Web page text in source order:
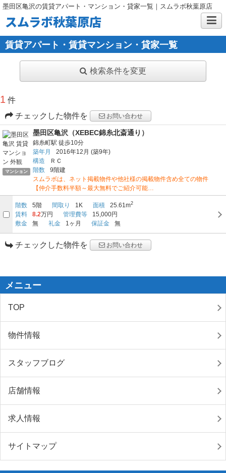
墨田区亀沢の賃貸アパート・マンション・貸家一覧｜スムラボ秋葉原店
スムラボ秋葉原店
賃貸アパート・賃貸マンション・貸家一覧
検索条件を変更
1 件
チェックした物件を
お問い合わせ
マンション
墨田区亀沢（XEBEC錦糸北斎通り）
錦糸町駅 徒歩10分
築年月
2016年12月 (築9年)
構造
ＲＣ
階数
9階建
スムラボは、ネット掲載物件や他社様の掲載物件含め全ての物件
【仲介手数料半額～最大無料でご紹介可能…
階数 5階 間取り 1K 面積 25.61m2
賃料 8.2万円 管理費等
15,000円
敷金
無 礼金 1ヶ月 保証金 無
チェックした物件を お問い合わせ
メニュー
TOP
物件情報
スタッフブログ
店舗情報
求人情報
サイトマップ